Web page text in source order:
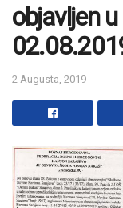
objavljen
2 Augusta, 2019